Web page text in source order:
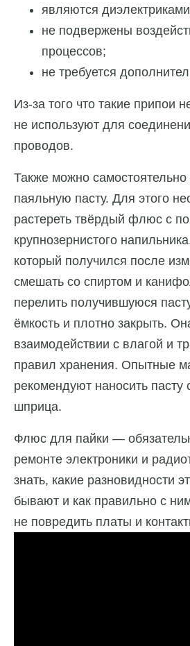
являются
не подвержены
процессов;
не требуется
Из-за того что такие припои
не используют для
проводов.
Также можно самостоятельно
паяльную пасту. Для этого
растереть твёрдый флюс с
крупнозернистого
который получился после
смешать со спиртом и
перелить получившуюся
ёмкость и плотно закрыть.
взаимодействии с влагой и
правил хранения. Опытные
рекомендуют наносить
шприца.
Флюс для пайки —
ремонте электроники и
знать, какие разновидности
бывают и как правильно с
не повредить платы и